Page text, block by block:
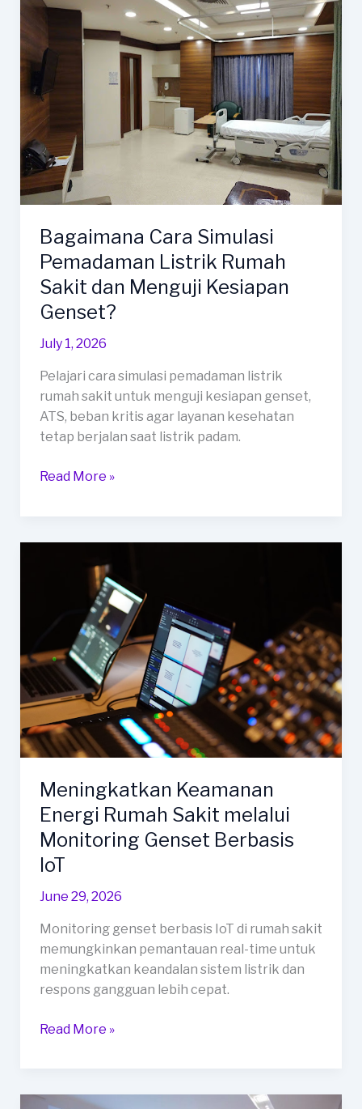
Dapur
Bagaimana Cara Simulasi
Pemadaman Listrik Rumah
Sakit dan Menguji Kesiapan
Genset?
July 1, 2026
Pelajari cara simulasi pemadaman listrik
rumah sakit untuk menguji kesiapan genset,
ATS, beban kritis agar layanan kesehatan
tetap berjalan saat listrik padam.
Bagaimana
Menguji
Kesiapan
Genset?
Read More »
Meningkatkan Keamanan
Energi Rumah Sakit melalui
Monitoring Genset Berbasis
IoT
June 29, 2026
Monitoring genset berbasis IoT di rumah sakit
memungkinkan pemantauan real-time untuk
meningkatkan keandalan sistem listrik dan
respons gangguan lebih cepat.
Meningkatkan
Read More »